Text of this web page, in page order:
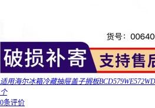
适用海尔冰箱冷藏抽屉盖子搁板
个
0条评价